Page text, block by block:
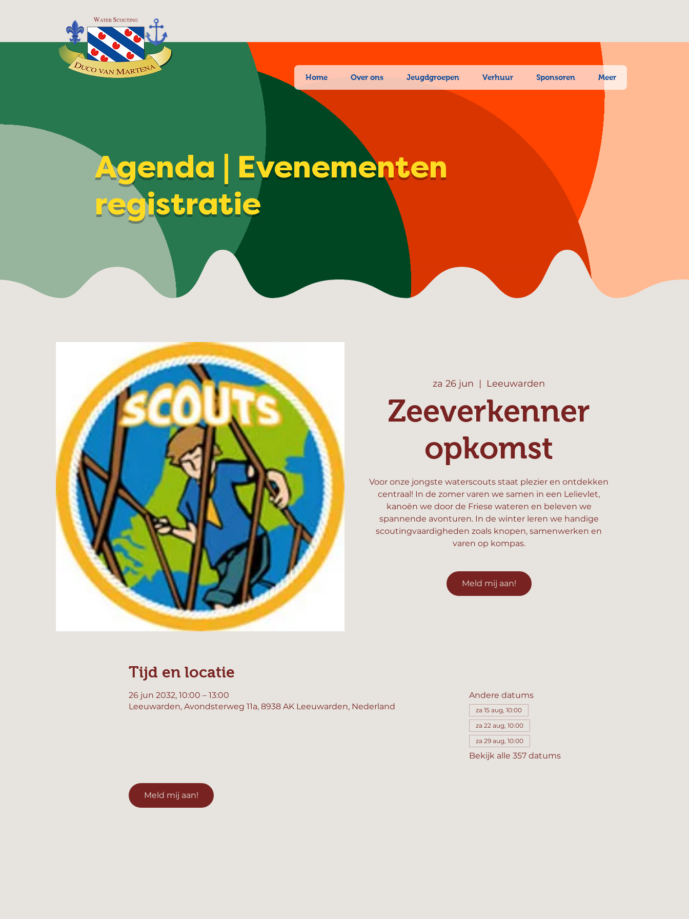
Home Over ons Jeugdgroepen Verhuur Sponsoren Meer
Agenda | Evenementen
registratie
za 26 jun
  |
Leeuwarden
Zeeverkenner
opkomst
Voor onze jongste waterscouts staat plezier en ontdekken
centraal! In de zomer varen we samen in een Lelievlet,
kanoën we door de Friese wateren en beleven we
spannende avonturen. In de winter leren we handige
scoutingvaardigheden zoals knopen, samenwerken en
varen op kompas.
Meld mij aan!
Tijd en locatie
26 jun 2032, 10:00 – 13:00
Leeuwarden, Avondsterweg 11a, 8938 AK Leeuwarden, Nederland
Andere datums
za 15 aug, 10:00
za 22 aug, 10:00
za 29 aug, 10:00
Bekijk alle 357 datums
Meld mij aan!